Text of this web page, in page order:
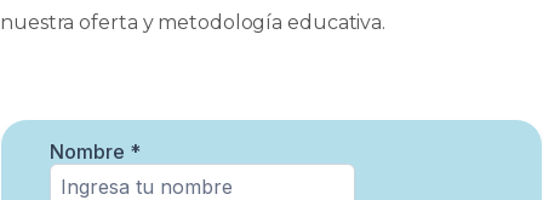
nuestra oferta y metodología educativa.